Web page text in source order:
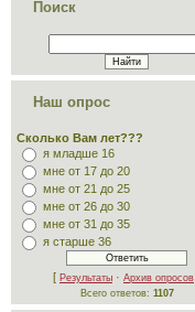
Поиск
Наш опрос
Сколько Вам лет???
я младше 16
мне от 17 до 20
мне от 21 до 25
мне от 26 до 30
мне от 31 до 35
я старше 36
[ Результаты · Архив опросов
Всего ответов: 1107